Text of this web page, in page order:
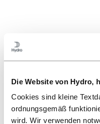
Die Website von Hydro,
Cookies sind kleine
ordnungsgemäß
wird. Wir verwenden